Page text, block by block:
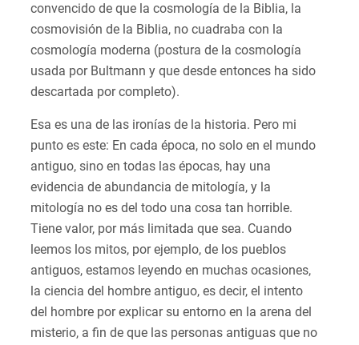
convencido de que la cosmología de la Biblia, la
cosmovisión de la Biblia, no cuadraba con la
cosmología moderna (postura de la cosmología
usada por Bultmann y que desde entonces ha sido
descartada por completo).
Esa es una de las ironías de la historia. Pero mi
punto es este: En cada época, no solo en el mundo
antiguo, sino en todas las épocas, hay una
evidencia de abundancia de mitología, y la
mitología no es del todo una cosa tan horrible.
Tiene valor, por más limitada que sea. Cuando
leemos los mitos, por ejemplo, de los pueblos
antiguos, estamos leyendo en muchas ocasiones,
la ciencia del hombre antiguo, es decir, el intento
del hombre por explicar su entorno en la arena del
misterio, a fin de que las personas antiguas que no